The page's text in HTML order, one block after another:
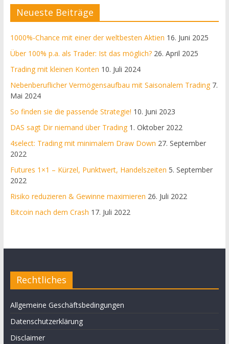
Neueste Beiträge
1000%-Chance mit einer der weltbesten Aktien 16. Juni 2025
Über 100% p.a. als Trader: Ist das möglich? 26. April 2025
Trading mit kleinen Konten 10. Juli 2024
Nebenberuflicher Vermögensaufbau mit Saisonalem Trading 7.
Mai 2024
So finden sie die passende Strategie! 10. Juni 2023
DAS sagt Dir niemand über Trading 1. Oktober 2022
4select: Trading mit minimalem Draw Down 27. September
2022
Futures 1×1 – Kürzel, Punktwert, Handelszeiten 5. September
2022
Risiko reduzieren & Gewinne maximieren 26. Juli 2022
Bitcoin nach dem Crash 17. Juli 2022
Rechtliches
Allgemeine Geschäftsbedingungen
Datenschutzerklärung
Disclaimer